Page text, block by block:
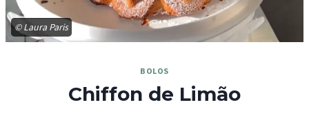
© Laura Paris
BOLOS
Chiffon de Limão